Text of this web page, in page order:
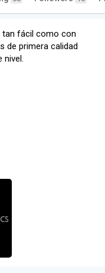
tan fácil como con
de primera calidad
nivel.